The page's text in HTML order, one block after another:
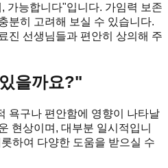
가능합니다"입니다. 가임력 보존
분히 고려해 보실 수 있습니다.
진 선생님들과 편안히 상의해 주
을까요?"
욕구나 편안함에 영향이 나타날
현상이며, 대부분 일시적입니
하여 다양한 도움을 받으실 수